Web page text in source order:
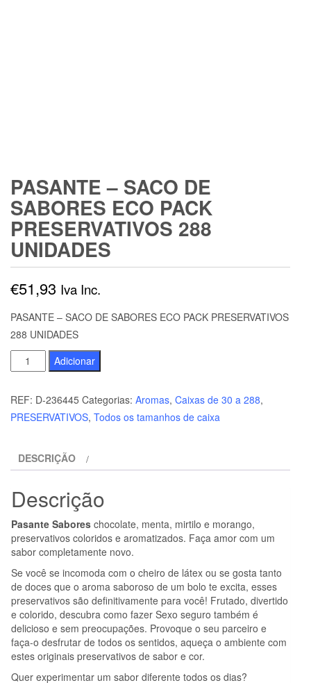
PASANTE – SACO DE
SABORES ECO PACK
PRESERVATIVOS 288
UNIDADES
€51,93 Iva Inc.
PASANTE – SACO DE SABORES ECO PACK PRESERVATIVOS
288 UNIDADES
Quantidade
de
PASANTE
-
SABORES
PACK
PRESERVATIVOS
288
UNIDADES
Adicionar
REF: D-236445 Categorias: Aromas, Caixas de 30 a 288,
PRESERVATIVOS, Todos os tamanhos de caixa
DESCRIÇÃO
Descrição
Pasante Sabores chocolate, menta, mirtilo e morango,
preservativos coloridos e aromatizados. Faça amor com um
sabor completamente novo.
Se você se incomoda com o cheiro de látex ou se gosta tanto
de doces que o aroma saboroso de um bolo te excita, esses
preservativos são definitivamente para você! Frutado, divertido
e colorido, descubra como fazer Sexo seguro também é
delicioso e sem preocupações. Provoque o seu parceiro e
faça-o desfrutar de todos os sentidos, aqueça o ambiente com
estes originais preservativos de sabor e cor.
Quer experimentar um sabor diferente todos os dias?